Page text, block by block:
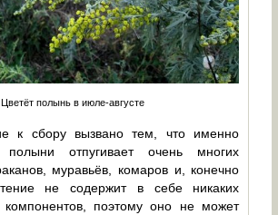
Цветёт полынь в июле-августе
к сбору вызвано тем, что именно
полыни отпугивает очень многих
муравьёв, комаров и, конечно
не содержит в себе никаких
компонентов, поэтому оно не может